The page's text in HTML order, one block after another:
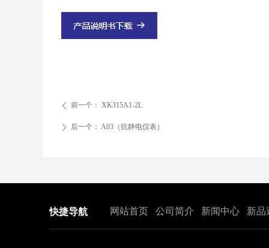
ꄴ 前一个： XK315A1-2L
ꄲ 后一个： A03（抗静电仪表）
快捷导航 网站首页 公司简介 新闻中心 新品